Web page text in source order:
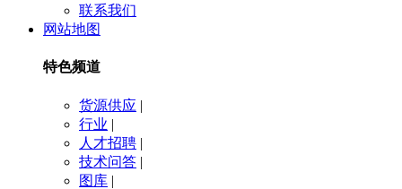
联系我们
网站地图
特色频道
货源供应 |
行业 |
人才招聘 |
技术问答 |
图库 |